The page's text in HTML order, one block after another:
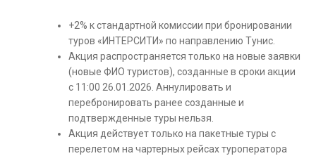
+2% к стандартной комиссии при бронировании
туров «ИНТЕРСИТИ» по направлению Тунис.
Акция распространяется только на новые заявки
(новые ФИО туристов), созданные в сроки акции
с 11:00 26.01.2026. Аннулировать и
перебронировать ранее созданные и
подтвержденные туры нельзя.
Акция действует только на пакетные туры с
перелетом на чартерных рейсах туроператора